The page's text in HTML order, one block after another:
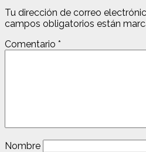
Tu dirección de correo
campos obligatorios están
Comentario *
Nombre